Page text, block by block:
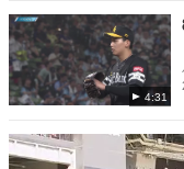
4:31